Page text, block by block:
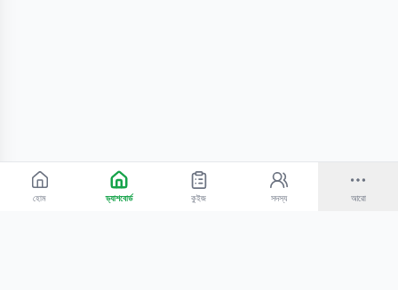
হোম ড্যাশবোর্ড কুইজ সদস্য আরো